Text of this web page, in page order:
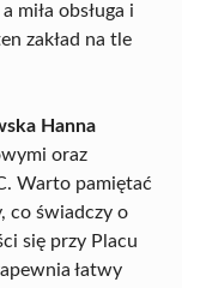
miła obsługa i
zakład na tle
Hanna
oraz
Warto pamiętać
co świadczy o
się przy Placu
łatwy